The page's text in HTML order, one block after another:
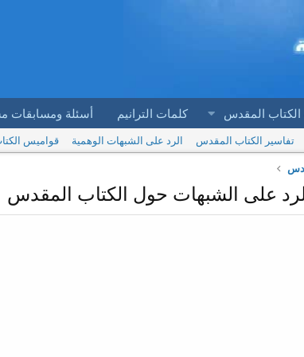
الكتاب المقدس كلمات الترانيم أسئلة ومسابقات
تفاسير الكتاب المقدس الرد على الشبهات الوهمية
قواميس
على الشبهات حول الكتاب المقدس